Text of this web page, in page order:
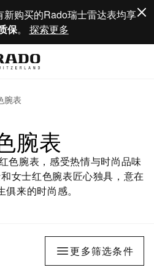
新购买的Rado瑞士雷达表均享
保。 探索更多
腕表
腕表
色腕表，感受热情与时尚品味
女士红色腕表匠心独具，意在
俱来的时尚感。
更多筛选条件